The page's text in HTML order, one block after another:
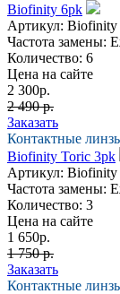
Biofinity 6pk
Артикул: Biofinity
Частота замены:
Количество: 6
Цена на сайте
2 300р.
2 490 р.
Заказать
Контактные
Biofinity Toric 3pk
Артикул: Biofinity
Частота замены:
Количество: 3
Цена на сайте
1 650р.
1 750 р.
Заказать
Контактные